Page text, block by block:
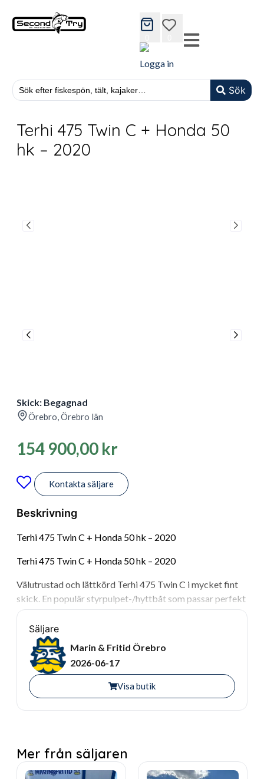
Sök
wishlist
Logga in
Terhi 475 Twin C + Honda 50
hk – 2020
Skick: Begagnad
Örebro, Örebro län
154 900,00 kr
Kontakta säljare
Beskrivning
Terhi 475 Twin C + Honda 50 hk – 2020
Terhi 475 Twin C + Honda 50 hk – 2020
Välutrustad och lättkörd Terhi 475 Twin C i mycket fint
skick. En populär styrpulpet-/hyttbåt som passar perfekt
för såväl fiske som familjeutflykter och transport. Den
smarta Twin C-lösningen ger ett bra väderskydd
samtidigt som båten erbjuder öppna och lättillgängliga
ytor.
Båten drivs av en driftsäker och bränslesnål Honda 50 hk
fyrtaktsmotor från 2020 med mycket god driftekonomi.
• Spöhållare
Säljare
Marin & Fritid Örebro
2026-06-17
Visa butik
Mer från säljaren